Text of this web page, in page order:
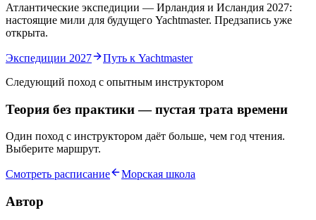
Атлантические экспедиции — Ирландия и Исландия 2027:
настоящие мили для будущего Yachtmaster. Предзапись уже
открыта.
Экспедиции 2027
Путь к Yachtmaster
Следующий поход с опытным инструктором
Теория без практики — пустая трата времени
Один поход с инструктором даёт больше, чем год чтения.
Выберите маршрут.
Смотреть расписание Морская школа
Автор